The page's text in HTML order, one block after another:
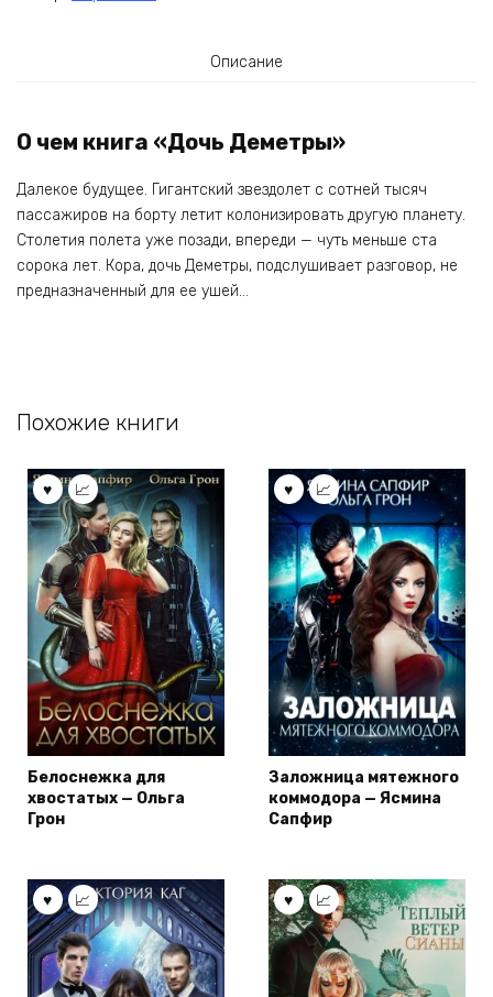
Описание
О чем книга «Дочь Деметры»
Далекое будущее. Гигантский звездолет с сотней тысяч
пассажиров на борту летит колонизировать другую планету.
Столетия полета уже позади, впереди — чуть меньше ста
сорока лет. Кора, дочь Деметры, подслушивает разговор, не
предназначенный для ее ушей…
Похожие книги
Белоснежка для
хвостатых — Ольга
Грон
Заложница мятежного
коммодора — Ясмина
Сапфир